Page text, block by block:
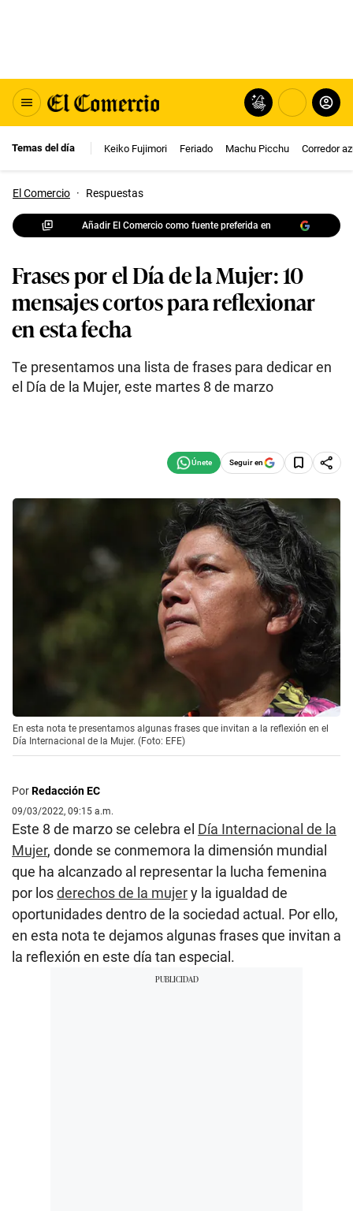
Temas del día Keiko Fujimori Feriado Machu Picchu Corredor
El Comercio · Respuestas
Añadir El Comercio como fuente preferida en
Frases por el Día de la Mujer: 10
mensajes cortos para reflexionar
en esta fecha
Te presentamos una lista de frases para dedicar en
el Día de la Mujer, este martes 8 de marzo
Seguir en
En esta nota te presentamos algunas frases que invitan a la reflexión en el
Día Internacional de la Mujer. (Foto: EFE)
PorRedacción EC
09/03/2022, 09:15 a.m.
Este 8 de marzo se celebra el Día Internacional de la
Mujer, donde se conmemora la dimensión mundial
que ha alcanzado al representar la lucha femenina
por losderechos de la mujery la igualdad de
oportunidades dentro de la sociedad actual. Por ello,
en esta nota te dejamos algunas frases que invitan a
la reflexión en este día tan especial.